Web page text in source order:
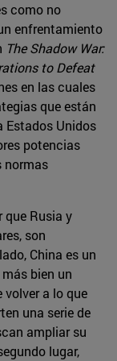
como no
enfrentamiento
The Shadow War:
to Defeat
en las cuales
que están
Estados Unidos
potencias
normas
que Rusia y
son
China es un
bien un
volver a lo que
una serie de
ampliar su
lugar,